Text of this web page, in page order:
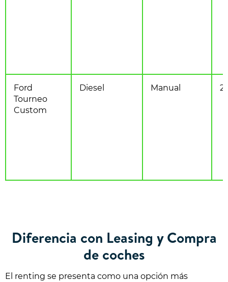
Ford
Tourneo
Custom
Diesel Manual
Diferencia con Leasing y Compra
de coches
El renting se presenta como una opción más